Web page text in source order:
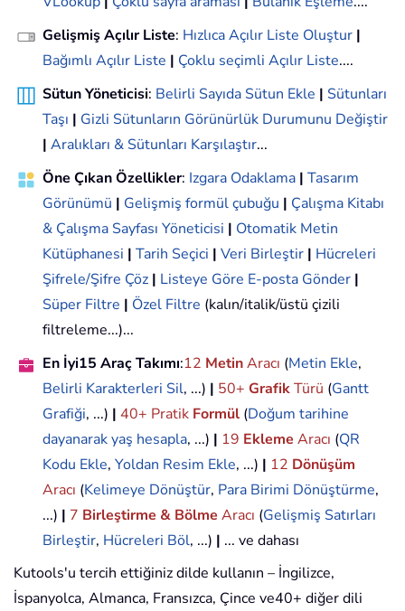
Gelişmiş Açılır Liste: Hızlıca Açılır Liste Oluştur |
Bağımlı Açılır Liste | Çoklu seçimli Açılır Liste....
Sütun Yöneticisi: Belirli Sayıda Sütun Ekle | Sütunları
Taşı | Gizli Sütunların Görünürlük Durumunu Değiştir
| Aralıkları & Sütunları Karşılaştır...
Öne Çıkan Özellikler: Izgara Odaklama | Tasarım
Görünümü | Gelişmiş formül çubuğu | Çalışma Kitabı
& Çalışma Sayfası Yöneticisi | Otomatik Metin
Kütüphanesi | Tarih Seçici | Veri Birleştir | Hücreleri
Şifrele/Şifre Çöz | Listeye Göre E-posta Gönder |
Süper Filtre | Özel Filtre (kalın/italik/üstü çizili
filtreleme...)...
En İyi15 Araç Takımı:12 MetinAracı (Metin Ekle,
Belirli Karakterleri Sil, ...) | 50+ GrafikTürü (Gantt
Grafiği, ...) | 40+ Pratik Formül (Doğum tarihine
dayanarak yaş hesapla, ...) | 19 Ekleme Aracı (QR
Kodu Ekle, Yoldan Resim Ekle, ...) | 12 Dönüşüm
Aracı (Kelimeye Dönüştür, Para Birimi Dönüştürme,
...) | 7 Birleştirme & Bölme Aracı (Gelişmiş Satırları
Birleştir, Hücreleri Böl, ...) | ... ve dahası
Kutools'u tercih ettiğiniz dilde kullanın – İngilizce,
İspanyolca, Almanca, Fransızca, Çince ve40+ diğer dili